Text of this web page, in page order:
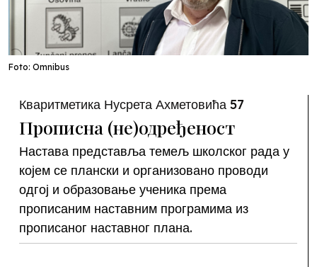
Foto: Omnibus
Кваритметика Нусрета Ахметовића 57
Прописна (не)одређеност
Настава представља темељ школског рада у
којем се плански и организовано проводи
одгој и образовање ученика према
прописаним наставним програмима из
прописаног наставног плана.